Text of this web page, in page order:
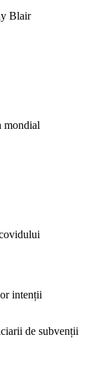
Blair
mondial
intenții
de subvenții